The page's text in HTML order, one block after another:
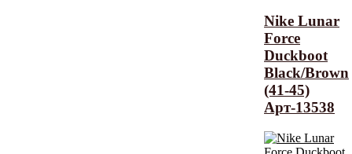
Nike Lunar
Force
Duckboot
Black/Brown
(41-45)
Арт-13538